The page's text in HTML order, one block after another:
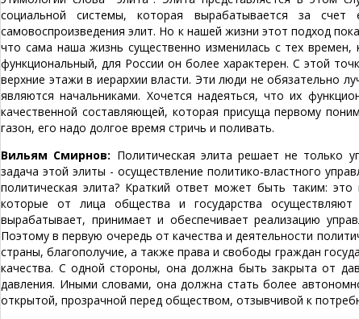
социальной системы, которая вырабатывается за
самовоспроизведения элит. Но к нашей жизни этот подход
что сама наша жизнь существенно изменилась с тех
функциональный, для России он более характерен. С этой
верхние этажи в иерархии власти. Эти люди не обязательно
являются начальниками. Хочется надеяться, что их
качественной составляющей, которая присуща первому
газон, его надо долгое время стричь и поливать.
Вильям Смирнов: Политическая элита решает не только
задача этой элиты - осуществление политико-властного
политическая элита? Краткий ответ может быть таким:
которые от лица общества и государства
вырабатывает, принимает и обеспечивает реализацию
Поэтому в первую очередь от качества и деятельности
страны, благополучие, а также права и свободы граждан
качества. С одной стороны, она должна быть закрыта от
давления. Иными словами, она должна стать более
открытой, прозрачной перед обществом, отзывчивой к